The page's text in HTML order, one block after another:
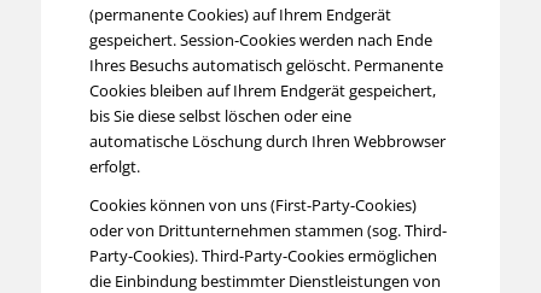
(permanente Cookies) auf Ihrem Endgerät
gespeichert. Session-Cookies werden nach Ende
Ihres Besuchs automatisch gelöscht. Permanente
Cookies bleiben auf Ihrem Endgerät gespeichert,
bis Sie diese selbst löschen oder eine
automatische Löschung durch Ihren Webbrowser
erfolgt.
Cookies können von uns (First-Party-Cookies)
oder von Drittunternehmen stammen (sog. Third-
Party-Cookies). Third-Party-Cookies ermöglichen
die Einbindung bestimmter Dienstleistungen von